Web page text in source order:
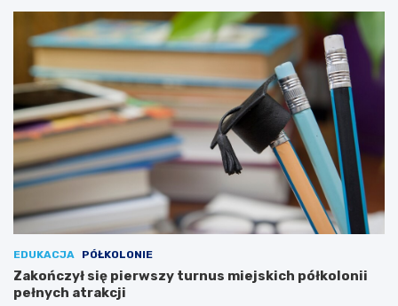
EDUKACJA PÓŁKOLONIE
Zakończył się pierwszy turnus miejskich półkolonii
pełnych atrakcji